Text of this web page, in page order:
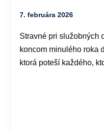
7. februára 2026
Stravné pri služobných
koncom minulého roka
ktorá poteší každého,